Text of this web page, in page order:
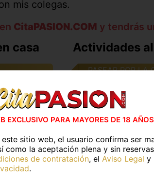
mis colegas.
CitaPASION.COM y tendrás
casa Actividades
PASEAR POR LA
IR A UN
PASEAR POR LA
IR A LA
EXCLUSIVO PARA MAYORES DE 18 AÑOS
sitio web, el usuario confirma ser
como la aceptación plena y sin
de contratación, el Aviso Legal y
.